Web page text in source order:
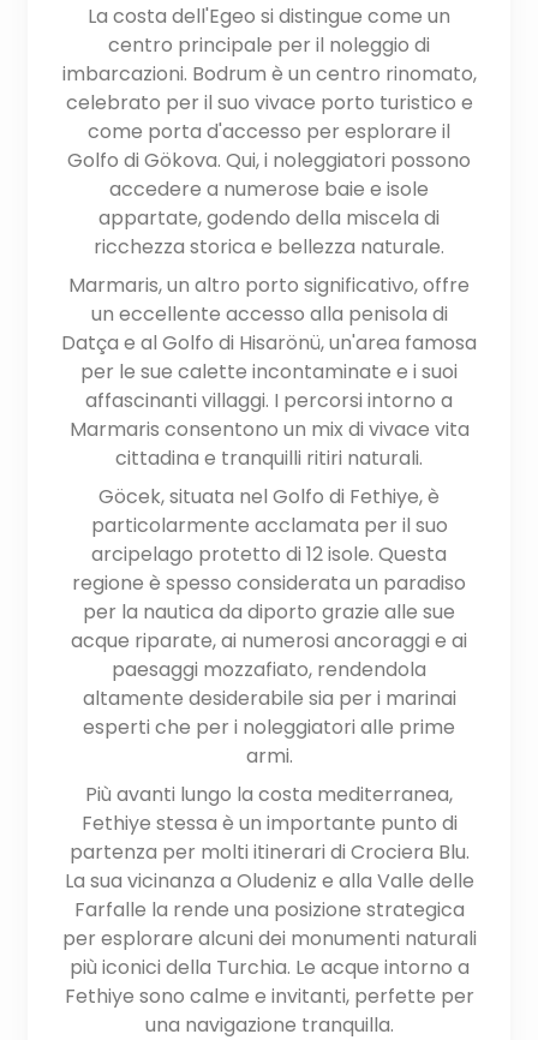
La costa dell'Egeo si distingue come un
centro principale per il noleggio di
imbarcazioni. Bodrum è un centro rinomato,
celebrato per il suo vivace porto turistico e
come porta d'accesso per esplorare il
Golfo di Gökova. Qui, i noleggiatori possono
accedere a numerose baie e isole
appartate, godendo della miscela di
ricchezza storica e bellezza naturale.
Marmaris, un altro porto significativo, offre
un eccellente accesso alla penisola di
Datça e al Golfo di Hisarönü, un'area famosa
per le sue calette incontaminate e i suoi
affascinanti villaggi. I percorsi intorno a
Marmaris consentono un mix di vivace vita
cittadina e tranquilli ritiri naturali.
Göcek, situata nel Golfo di Fethiye, è
particolarmente acclamata per il suo
arcipelago protetto di 12 isole. Questa
regione è spesso considerata un paradiso
per la nautica da diporto grazie alle sue
acque riparate, ai numerosi ancoraggi e ai
paesaggi mozzafiato, rendendola
altamente desiderabile sia per i marinai
esperti che per i noleggiatori alle prime
armi.
Più avanti lungo la costa mediterranea,
Fethiye stessa è un importante punto di
partenza per molti itinerari di Crociera Blu.
La sua vicinanza a Oludeniz e alla Valle delle
Farfalle la rende una posizione strategica
per esplorare alcuni dei monumenti naturali
più iconici della Turchia. Le acque intorno a
Fethiye sono calme e invitanti, perfette per
una navigazione tranquilla.